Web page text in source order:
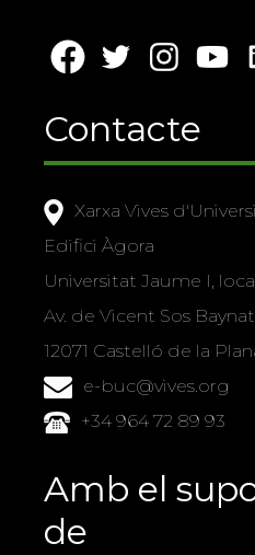
Contacte
Xarxa Vives
Edifici Àgora
Universitat Jaume I,
Av. de Vicent Sos
12071 Castelló de la
e-buc@vives.org
+34 964 72 89 93
Amb el
de